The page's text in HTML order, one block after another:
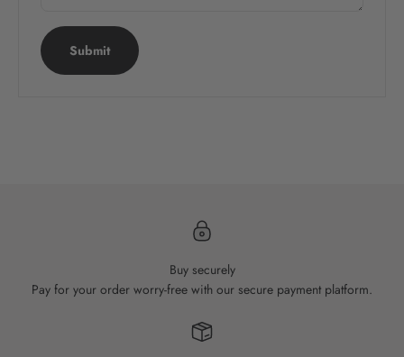
Submit
Buy securely
Pay for your order worry-free with our secure payment platform.